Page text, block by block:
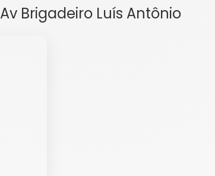
Av Brigadeiro Luís Antônio